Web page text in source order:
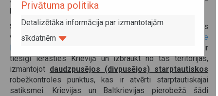
Krievijas robežas šķērsošana būs liegta.
Saskaņā ar federālo likumu "Par Krievijas Federācijas
valsts robežu " («
О государственной границе
») visi trešo valstu pilsoņi ir
tiesīgi ierasties Krievijā un izbraukt no tās teritorijas,
izmantojot daudzpusējos (divpusējos) starptautiskos
robežkontroles punktus, kas ir atvērti starptautiskajai
satiksmei. Krievijas un Baltkrievijas pierobežā šādi
Privātuma politika
Detalizētāka informācija par izmantotajām
sīkdatnēm